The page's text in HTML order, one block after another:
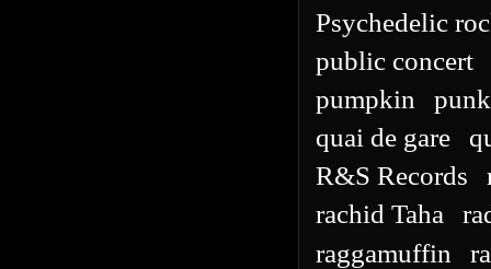
Psychedelic
public concert
pumpkin
punk
quai de gare
R&S Records
rachid Taha
raggamuffin